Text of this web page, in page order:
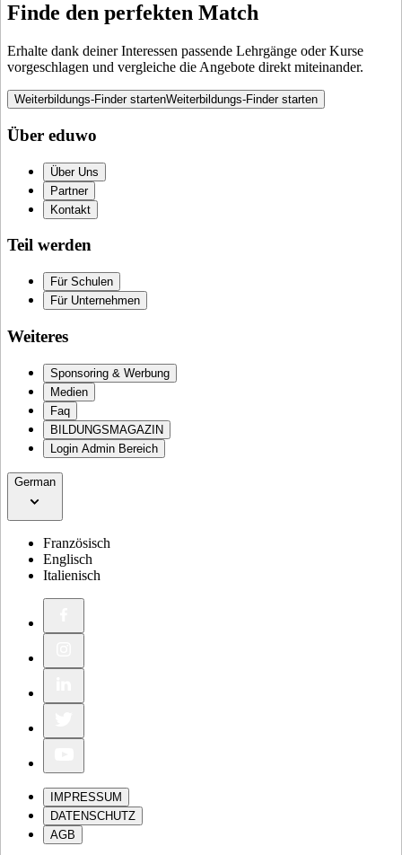
Finde den perfekten Match
Erhalte dank deiner Interessen passende Lehrgänge oder Kurse
vorgeschlagen und vergleiche die Angebote direkt miteinander.
Weiterbildungs-Finder startenWeiterbildungs-Finder starten
Über eduwo
Über Uns
Partner
Kontakt
Teil werden
Für Schulen
Für Unternehmen
Weiteres
Sponsoring & Werbung
Medien
Faq
BILDUNGSMAGAZIN
Login Admin Bereich
German
Französisch
Englisch
Italienisch
IMPRESSUM
DATENSCHUTZ
AGB